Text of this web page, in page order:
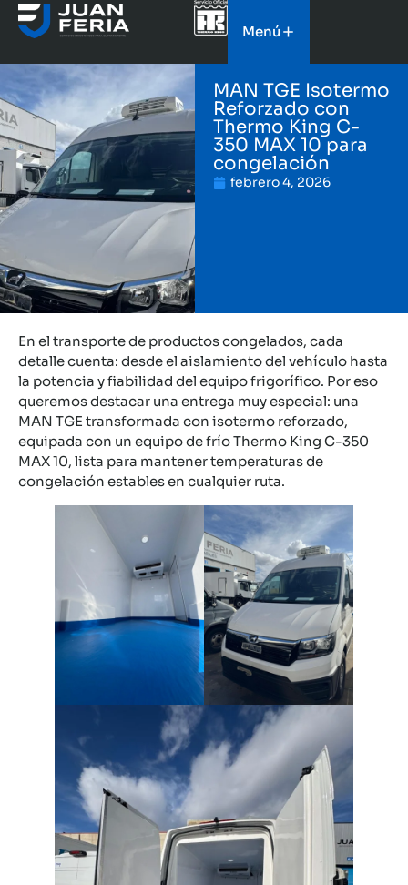
Menú
MAN TGE Isotermo
Reforzado con
Thermo King C-
350 MAX 10 para
congelación
febrero 4, 2026
En el transporte de productos congelados, cada
detalle cuenta: desde el aislamiento del vehículo hasta
la potencia y fiabilidad del equipo frigorífico. Por eso
queremos destacar una entrega muy especial: una
MAN TGE transformada con isotermo reforzado,
equipada con un equipo de frío Thermo King C-350
MAX 10, lista para mantener temperaturas de
congelación estables en cualquier ruta.